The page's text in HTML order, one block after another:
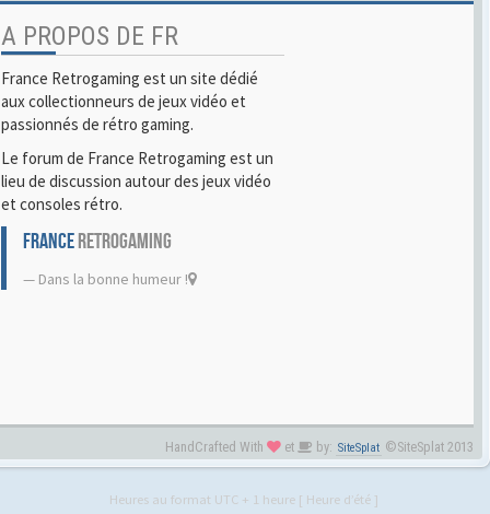
A PROPOS DE FR
France Retrogaming est un site dédié
aux collectionneurs de jeux vidéo et
passionnés de rétro gaming.
Le forum de France Retrogaming est un
lieu de discussion autour des jeux vidéo
et consoles rétro.
FRANCERETROGAMING
Dans la bonne humeur !
HandCrafted With et by: SiteSplat ©SiteSplat 2013
Heures au format UTC + 1 heure [ Heure d’été ]